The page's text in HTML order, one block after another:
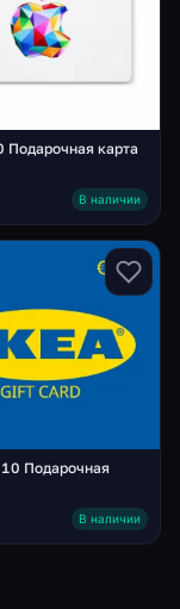
Подарочная карта
В наличии
10 Подарочная
В наличии